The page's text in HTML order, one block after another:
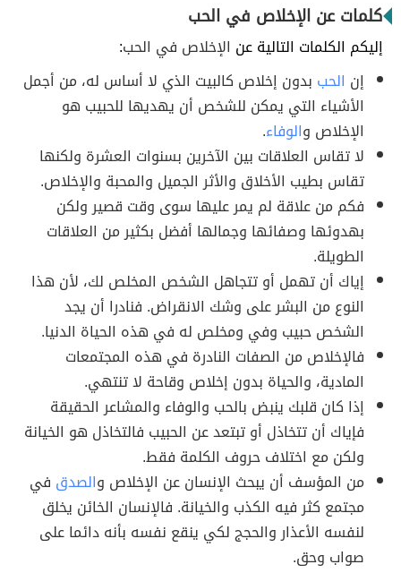
كلمات عن الإخلاص في الحب
إليكم الكلمات التالية عن الإخلاص في الحب:
إن الحب بدون إخلاص كالبيت الذي لا أساس له، من أجمل
الأشياء التي يمكن للشخص أن يهديها للحبيب هو
الإخلاص والوفاء.
لا تقاس العلاقات بين الآخرين بسنوات العشرة ولكنها
تقاس بطيب الأخلاق والأثر الجميل والمحبة والإخلاص.
فكم من علاقة لم يمر عليها سوى وقت قصير ولكن
بهدوئها وصفائها وجمالها أفضل بكثير من العلاقات
الطويلة.
إياك أن تهمل أو تتجاهل الشخص المخلص لك، لأن هذا
النوع من البشر على وشك الانقراض. فنادرا أن يجد
الشخص حبيب وفي ومخلص له في هذه الحياة الدنيا.
فالإخلاص من الصفات النادرة في هذه المجتمعات
المادية، والحياة بدون إخلاص وقاحة لا تنتهي.
إذا كان قلبك ينبض بالحب والوفاء والمشاعر الحقيقة
فإياك أن تتخاذل أو تبتعد عن الحبيب فالتخاذل هو الخيانة
ولكن مع اختلاف حروف الكلمة فقط.
من المؤسف أن يبحث الإنسان عن الإخلاص والصدق في
مجتمع كثر فيه الكذب والخيانة. فالإنسان الخائن يخلق
لنفسه الأعذار والحجج لكي ينقع نفسه بأنه دائما على
صواب وحق.